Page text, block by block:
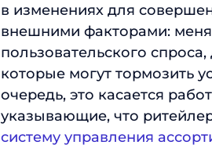
в изменениях для
внешними факторами:
пользовательского
которые могут тормозить
очередь, это касается
указывающие, что
систему управления